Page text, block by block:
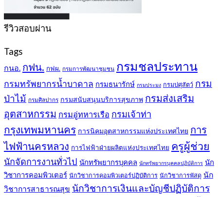
รีวิวสอบผ่าน
Tags
กนอ. กฟน. กฟผ. กรมการพัฒนาชุมชน กรมชลประทาน
กรมทรัพยากรน้ำบาดาล กรมธนารักษ์ กรมประมง กรมปศุสัตว์ กรม
ป่าไม้ กรมศิลปากร กรมสนับสนุนบริการสุขภาพ กรมส่งเสริม
อุตสาหกรรม กรมอู่ทหารเรือ กรมเจ้าท่า
กรุงเทพมหานคร การนิคมอุตสาหกรรมแห่งประเทศไทย การ
ไฟฟ้านครหลวง การไฟฟ้าฝ่ายผลิตแห่งประเทศไทย ครูผู้ช่วย
นักจัดการงานทั่วไป นักทรัพยากรบุคคล นักทรัพยากรบุคคลปฏิบัติการ นัก
วิชาการคอมพิวเตอร์ นักวิชาการคอมพิวเตอร์ปฏิบัติการ นักวิชาการพัสดุ นัก
วิชาการสาธารณสุข นักวิชาการเงินและบัญชีปฏิบัติการ